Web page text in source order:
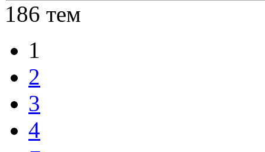
186 тем
1
2
3
4